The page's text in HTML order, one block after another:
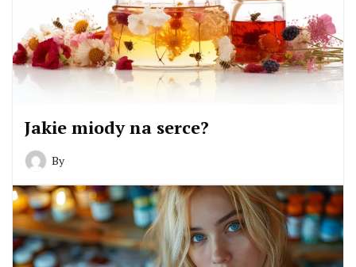
Jakie miody na serce?
By